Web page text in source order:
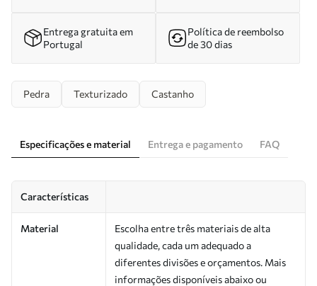
Entrega gratuita em
Portugal
Política de reembolso
de 30 dias
Pedra Texturizado Castanho
Especificações e material Entrega e pagamento FAQ
Características
Material
Escolha entre três materiais de alta
qualidade, cada um adequado a
diferentes divisões e orçamentos. Mais
informações disponíveis abaixo ou